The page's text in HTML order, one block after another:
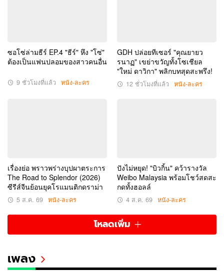
ซอโซ่ล่ามธีร์ EP.4 "ธีร์" หึง "โซ่"
ต้องเป็นแฟนปลอมของสาวคนอื่น
9 ชั่วโมงที่แล้ว หนัง-ละคร
GDH ปล่อยทีเซอร์ "คุณยายว
รนาฏ" เขย่าขวัญทั้งโซเชียล
"ใหม่ ดาวิกา" พลิกบทสุดสะพรึง!
12 ชั่วโมงที่แล้ว หนัง-ละคร
เรื่องย่อ พราวพร่างบุปผาตระการ
The Road to Splendor (2026)
ซีรีส์จีนย้อนยุคโรแมนติกดราม่า
5 ส.ค. 69 หนัง-ละคร
ปังไม่หยุด! "บิวกิ้น" คว้ารางวัล
Weibo Malaysia พร้อมโชว์สดสะ
กดทั้งฮอลล์
4 ส.ค. 69 หนัง-ละคร
โหลดเพิ่ม
เพลง